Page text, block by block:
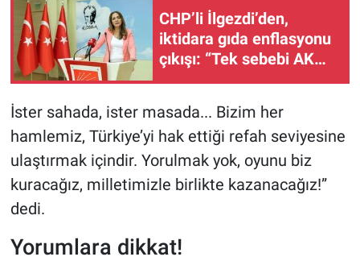
CHP’li İlgezdi’den,
iktidara gıda enflasyonu
çıkışı: “Tek sebebi AK
İster sahada, ister masada... Bizim her
hamlemiz, Türkiye’yi hak ettiği refah seviyesine
ulaştırmak içindir. Yorulmak yok, oyunu biz
kuracağız, milletimizle birlikte kazanacağız!”
dedi.
Yorumlara dikkat!